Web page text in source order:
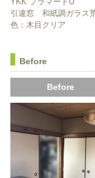
引違窓 和紙調ガラス
色：木目クリア
Before
Before